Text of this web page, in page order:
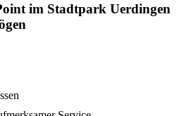
im Stadtpark Uerdingen